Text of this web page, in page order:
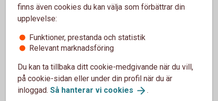
fondavgifter.
Skatt på fonder
finns även cookies du kan välja som förbättrar din
upplevelse:
Funktioner, prestanda och statistik
Relevant marknadsföring
Du kan ta tillbaka ditt cookie-medgivande när du vill,
på cookie-sidan eller under din profil när du är
inloggad. Så hanterar vi cookies .